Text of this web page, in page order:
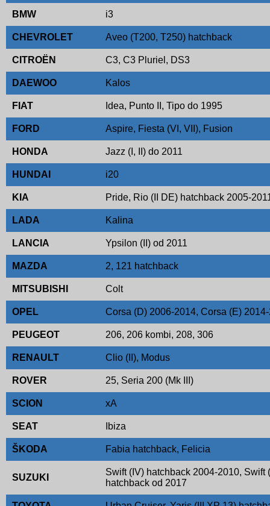
BMW i3
CHEVROLET Aveo (T200, T250) hatchback
CITROËN C3, C3 Pluriel, DS3
DAEWOO Kalos
FIAT Idea, Punto II, Tipo do 1995
FORD Aspire, Fiesta (VI, VII), Fusion
HONDA Jazz (I, II) do 2011
HUNDAI i20
KIA Pride, Rio (II DE) hatchback 2005-
LADA Kalina
LANCIA Ypsilon (II) od 2011
MAZDA 2, 121 hatchback
MITSUBISHI Colt
OPEL Corsa (D) 2006-2014, Corsa (E)
PEUGEOT 206, 206 kombi, 208, 306
RENAULT Clio (II), Modus
ROVER 25, Seria 200 (Mk III)
SCION xA
SEAT Ibiza
ŠKODA Fabia hatchback, Felicia
SUZUKI
Swift (IV) hatchback 2004-2010,
hatchback od 2017